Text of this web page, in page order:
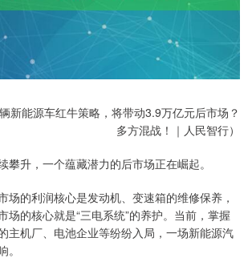
新能源车红牛策略，将带动3.9万亿元后市场？
多方混战！｜人民智行）
攀升，一个蕴藏潜力的后市场正在崛起。
场的利润核心是发动机、变速箱的维修保养，
场的核心就是“三电系统”的养护。当前，掌握
主机厂、电池企业等纷纷入局，一场新能源汽